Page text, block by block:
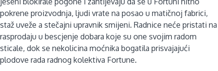
pokrene proizvodnja, ljudi vrate na posao u matičnoj fabrici,
staž uveže a stečajni upravnik smijeni. Radnice neće pristati na
rasprodaju u bescjenje dobara koje su one svojim radom
sticale, dok se nekolicina moćnika bogatila prisvajajući
plodove rada radnog kolektiva Fortune.